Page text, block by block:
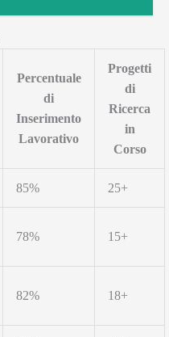
Percentuale
di
Inserimento
Lavorativo
Progetti
di
Ricerca
in
Corso
85% 25+
78% 15+
82% 18+